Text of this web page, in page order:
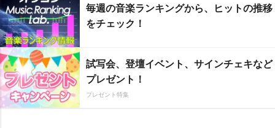
毎週の音楽ランキングから、ヒットの推移
をチェック！
試写会、登壇イベント、サインチェキなど
プレゼント！
プレゼント特集